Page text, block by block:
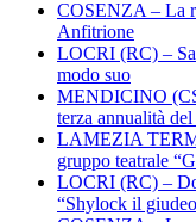
COSENZA – La
Anfitrione
LOCRI (RC) –
modo suo
MENDICINO
terza annualità
LAMEZIA
gruppo teatrale
LOCRI (RC) –
“Shylock il